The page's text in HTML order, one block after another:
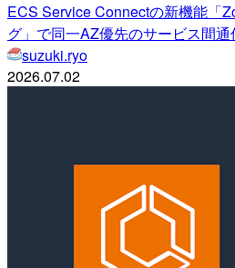
ECS Service Connectの新機能「
グ」で同一AZ優先のサービス間
suzuki.ryo
2026.07.02